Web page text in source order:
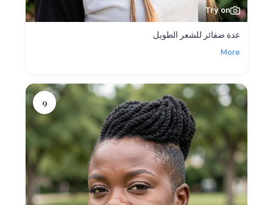
Try on
عدة ضفائر للشعر الطويل
More
9